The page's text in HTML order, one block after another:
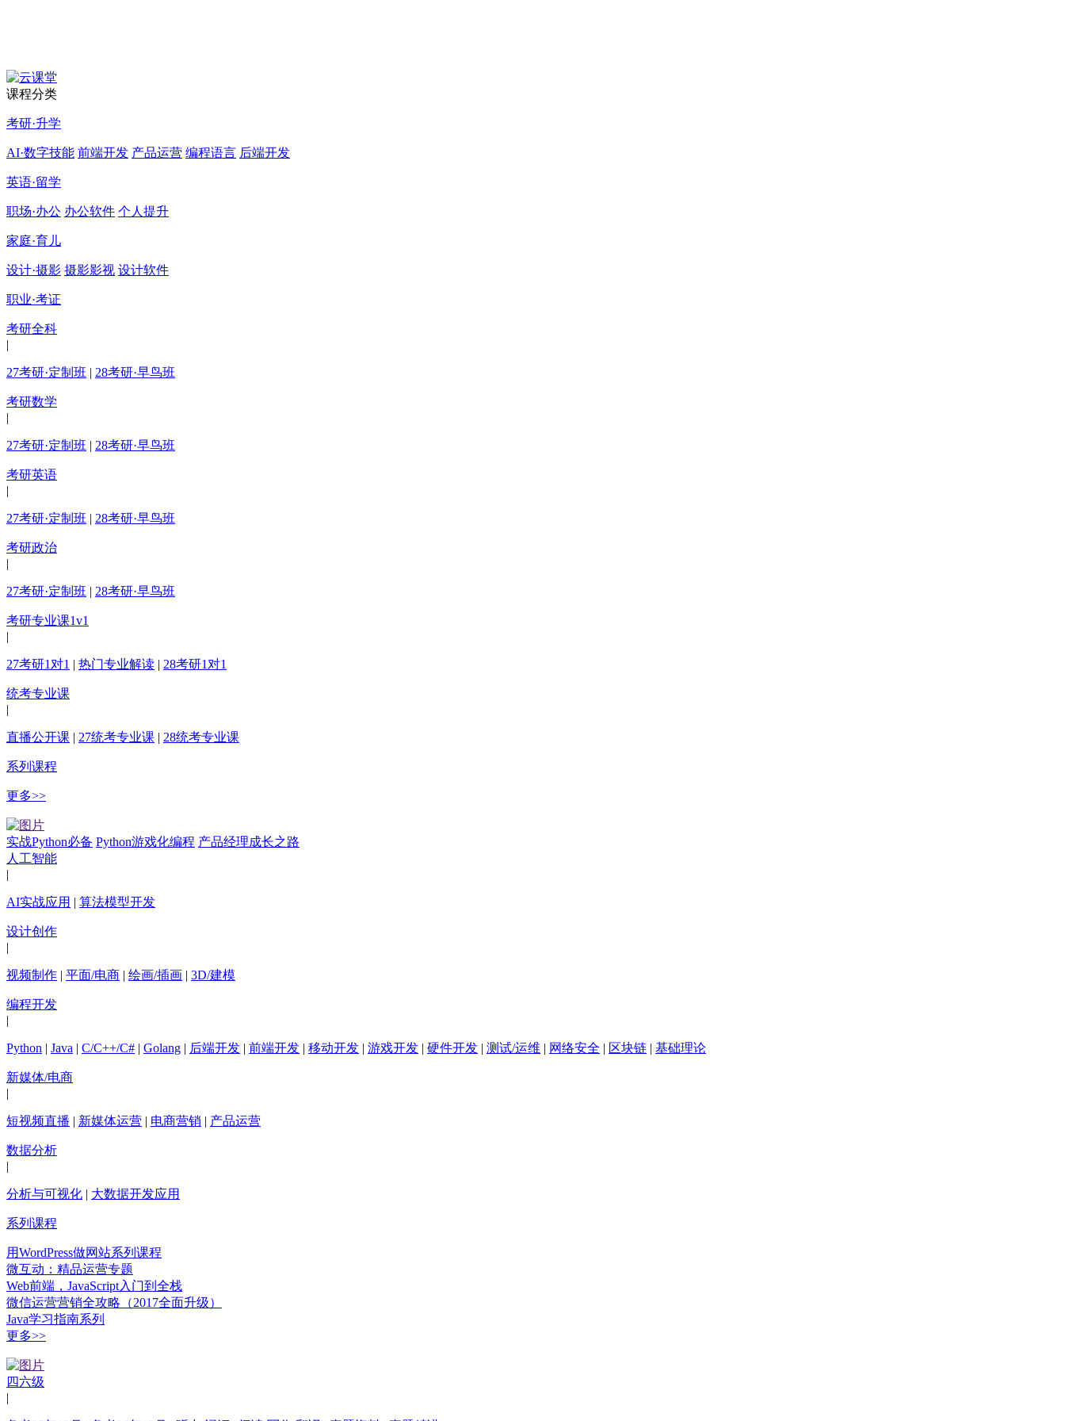
课程分类
考研·升学
AI·数字技能 前端开发 产品运营 编程语言 后端开发
英语·留学
职场·办公 办公软件 个人提升
家庭·育儿
设计·摄影 摄影影视 设计软件
职业·考证
考研全科
|
27考研·定制班 | 28考研·早鸟班
考研数学
|
27考研·定制班 | 28考研·早鸟班
考研英语
|
27考研·定制班 | 28考研·早鸟班
考研政治
|
27考研·定制班 | 28考研·早鸟班
考研专业课1v1
|
27考研1对1 | 热门专业解读 | 28考研1对1
统考专业课
|
直播公开课 | 27统考专业课 | 28统考专业课
系列课程
更多>>
实战Python必备 Python游戏化编程 产品经理成长之路
人工智能
|
AI实战应用 | 算法模型开发
设计创作
|
视频制作 | 平面/电商 | 绘画/插画 | 3D/建模
编程开发
|
Python | Java | C/C++/C# | Golang | 后端开发 | 前端开发 | 移动开发 | 游戏开发 | 硬件开发 | 测试/运维 | 网络安全 | 区块链 | 基础理论
新媒体/电商
|
短视频直播 | 新媒体运营 | 电商营销 | 产品运营
数据分析
|
分析与可视化 | 大数据开发应用
系列课程
用WordPress做网站系列课程
微互动：精品运营专题
Web前端，JavaScript入门到全栈
微信运营营销全攻略（2017全面升级）
Java学习指南系列
更多>>
四六级
|